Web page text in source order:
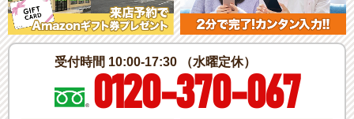
受付時間 10:00-17:30 （水曜定休）
0120-370-067